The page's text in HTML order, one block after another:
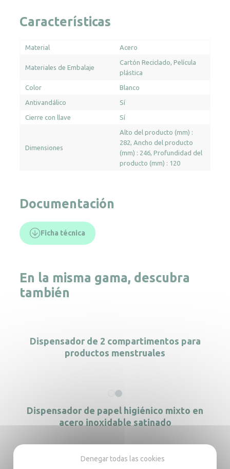
Características
Material Acero
Materiales de Embalaje
Cartón Reciclado Película
plástica
Color Blanco
Antivandálico Sí
Cierre con llave Sí
Dimensiones
Alto del producto (mm) :
282 Ancho del producto
(mm) : 246 Profundidad del
producto (mm) : 120
Documentación
Ficha técnica
En la misma gama, descubra
también
Dispensador de 2 compartimentos para
productos menstruales
Dispensador de papel higiénico mixto en
acero inoxidable satinado
Denegar todas las cookies